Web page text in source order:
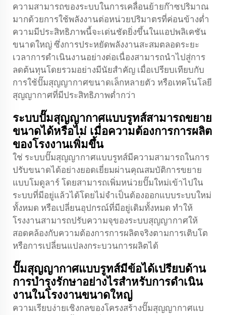
ความสามารถของระบบในการเคลื่อนย้ายก๊าซปริมาณ
มากด้วยการใช้พลังงานต่อหน่วยปริมาตรที่ค่อนข้างต่ำ
ความมีประสิทธิภาพนี้จะเด่นชัดยิ่งขึ้นในแอปพลิเคชัน
ขนาดใหญ่ ซึ่งการประหยัดพลังงานสะสมตลอดระยะ
เวลาการดำเนินงานอย่างต่อเนื่องสามารถนำไปสู่การ
ลดต้นทุนโดยรวมอย่างมีนัยสำคัญ เมื่อเปรียบเทียบกับ
การใช้ปั๊มสุญญากาศขนาดเล็กหลายตัว หรือเทคโนโลยี
สุญญากาศที่มีประสิทธิภาพต่ำกว่า
ระบบปั๊มสุญญากาศแบบรูทส์สามารถขยาย
ขนาดได้หรือไม่ เมื่อความต้องการการผลิต
ของโรงงานเพิ่มขึ้น
ใช่ ระบบปั๊มสุญญากาศแบบรูทส์มีความสามารถในการ
ปรับขนาดได้อย่างยอดเยี่ยมผ่านคุณสมบัติการขยาย
แบบโมดูลาร์ โดยสามารถเพิ่มหน่วยปั๊มใหม่เข้าไปใน
ระบบที่มีอยู่แล้วได้โดยไม่จำเป็นต้องออกแบบระบบใหม่
ทั้งหมด หรือเปลี่ยนอุปกรณ์ที่มีอยู่เดิมทั้งหมด ทำให้
โรงงานสามารถปรับความจุของระบบสุญญากาศให้
สอดคล้องกับความต้องการการผลิตจริงตามการเติบโต
หรือการเปลี่ยนแปลงกระบวนการผลิตได้
ปั๊มสุญญากาศแบบรูทส์มีข้อได้เปรียบด้าน
การบำรุงรักษาอย่างไรสำหรับการดำเนิน
งานในโรงงานขนาดใหญ่
ความเรียบง่ายเชิงกลของโครงสร้างปั๊มสุญญากาศแบ